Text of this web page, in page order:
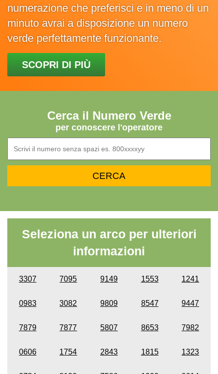
numerazione che preferisci e in meno di un
minuto avrai a disposizione un numero
verde perfettamente funzionante.
SCOPRI DI PIÙ
Cerca il Numero Verde
per conoscere l'operatore
Seleziona un arco per ulteriori
informazioni
3307 7095 9149 1553 1241
0983 3082 9809 8547 9447
7879 7877 5807 8653 7982
0606 1754 2843 1815 1323